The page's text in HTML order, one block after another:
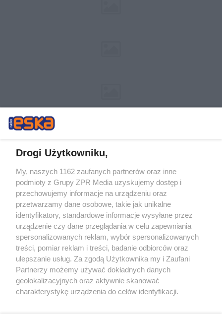
Żaden utwór zamieszczony w serwisie nie może być powielany i
rozpowszechniany lub dalej rozpowszechniany w jakikolwiek sposób (w
tym także elektroniczny lub mechaniczny) na jakimkolwiek polu
eksploatacji w jakiejkolwiek formie, włącznie z umieszczaniem w
Internecie bez pisemnej zgody właściciela praw. Jakiekolwiek użycie lub
wykorzystanie utworów w całości lub w części z naruszeniem prawa,
tzn. bez właściwej zgody, jest zabronione pod groźbą kary i może być
ścigane prawnie.
Drogi Użytkowniku,
My, naszych 1162 zaufanych partnerów oraz inne
podmioty z Grupy ZPR Media uzyskujemy dostęp i
przechowujemy informacje na urządzeniu oraz
przetwarzamy dane osobowe, takie jak unikalne
identyfikatory, standardowe informacje wysyłane przez
urządzenie czy dane przeglądania w celu zapewniania
spersonalizowanych reklam, wybór spersonalizowanych
treści, pomiar reklam i treści, badanie odbiorców oraz
ulepszanie usług. Za zgodą Użytkownika my i Zaufani
Partnerzy możemy używać dokładnych danych
geolokalizacyjnych oraz aktywnie skanować
charakterystykę urządzenia do celów identyfikacji.